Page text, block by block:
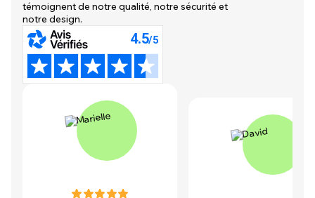
témoignent de notre qualité, notre sécurité et
notre design.